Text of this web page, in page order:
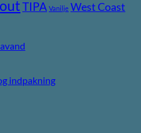
indpakning
TIPA Vanilje West Coast